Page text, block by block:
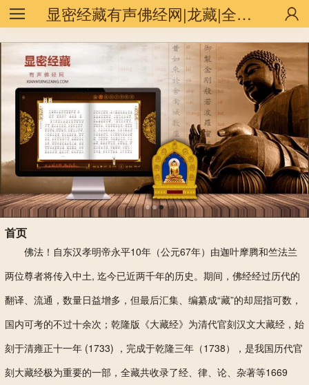
string(10) "zhm/1-list" 显密经藏有声佛经网|龙藏|全咒|甘珠尔|丹珠尔
首页
佛法！自东汉孝明帝永平10年（公元67年）由迦叶摩腾和竺法兰
两位尊者将传入中土, 迄今已近两千年的历史。期间，佛经经过历代的
翻译、流通，数量日益增多，但最后汇集、编纂成“藏”的却屈指可数，
国内可考的不过十余次；乾隆版《大藏经》为清代官刻汉文大藏经，始
刻于清雍正十一年 (1733) ，完成于乾隆三年（1738），是我国历代官
刻大藏经极为重要的一部，全藏共收录了经、律、论、杂著等1669